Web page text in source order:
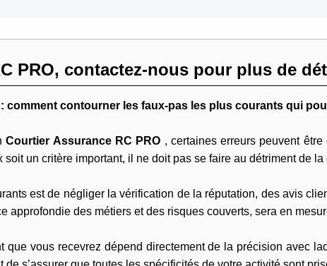
PRO, contactez-nous pour plus de
comment contourner les faux-pas les plus courants qui
Courtier Assurance RC PRO , certaines erreurs peuvent
un critère important, il ne doit pas se faire au détriment de
est de négliger la vérification de la réputation, des avis
approfondie des métiers et des risques couverts, sera en
que vous recevrez dépend directement de la précision avec